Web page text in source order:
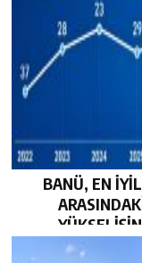
BANÜ, EN
SÜRDÜRDÜ…